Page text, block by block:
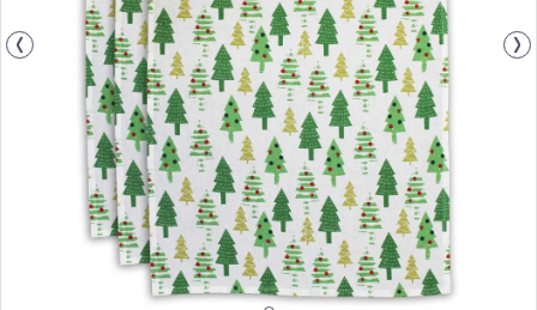
Egészség és szépség
Sport és szabadban
Gyermekeknek
Sziasztok, hív a nyár.